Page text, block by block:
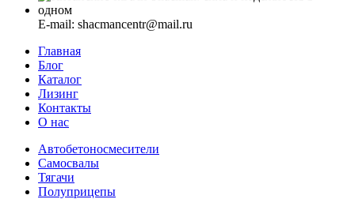
E-mail: shacmancentr@mail.ru
Главная
Блог
Каталог
Лизинг
Контакты
О нас
Автобетоносмесители
Самосвалы
Тягачи
Полуприцепы